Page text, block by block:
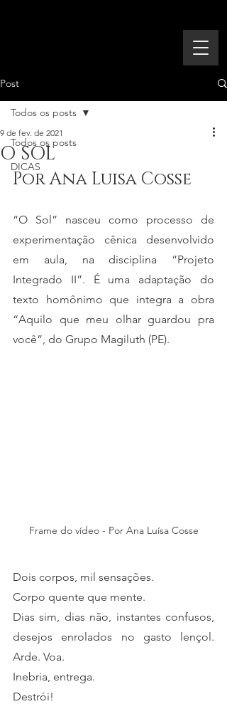
Post
Todos os posts
DICAS
Todos os posts
O SOL
9 de fev. de 2021
Por Ana Luisa Cosse
“O Sol” nasceu como processo de
experimentação cênica desenvolvido
em aula, na disciplina “Projeto
Integrado II”. É uma adaptação do
texto homônimo que integra a obra
“Aquilo que meu olhar guardou pra
você”, do Grupo Magiluth (PE).
Frame do vídeo - Por Ana Luísa Cosse
Dois corpos, mil sensações.
Corpo quente que mente.
Dias sim, dias não, instantes confusos,
desejos enrolados no gasto lençol.
Arde. Voa.
Inebria, entrega.
Destrói!